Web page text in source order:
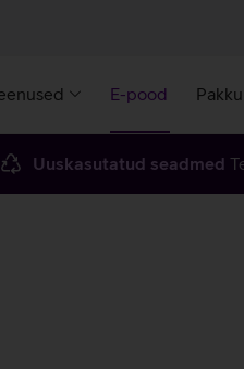
E-pood
Uuskasutatud seadmed